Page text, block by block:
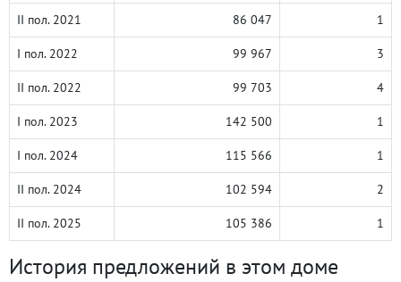
II пол. 2021 86 047 1
I пол. 2022 99 967 3
II пол. 2022 99 703 4
I пол. 2023 142 500 1
I пол. 2024 115 566 1
II пол. 2024 102 594 2
II пол. 2025 105 386 1
История предложений в этом доме